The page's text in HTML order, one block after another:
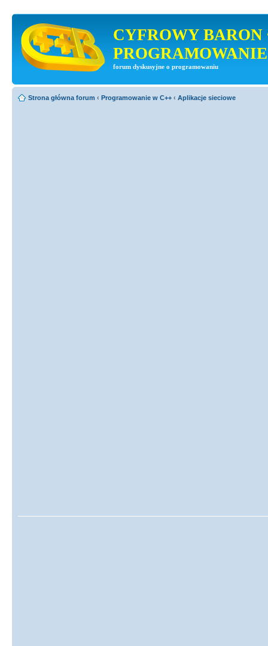
CYFROWY BARON
PROGRAMOWANIE
forum dyskusyjne o programowaniu
Strona główna forum ‹ Programowanie w C++ ‹ Aplikacje sieciowe